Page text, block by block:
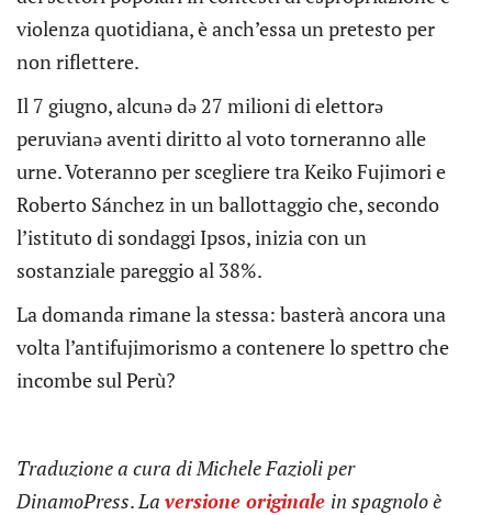
violenza quotidiana, è anch’essa un pretesto per
non riflettere.
Il 7 giugno, alcunə də 27 milioni di elettorə
peruvianə aventi diritto al voto torneranno alle
urne. Voteranno per scegliere tra Keiko Fujimori e
Roberto Sánchez in un ballottaggio che, secondo
l’istituto di sondaggi Ipsos, inizia con un
sostanziale pareggio al 38%.
La domanda rimane la stessa: basterà ancora una
volta l’antifujimorismo a contenere lo spettro che
incombe sul Perù?
Traduzione a cura di Michele Fazioli per
DinamoPress.La versione originale in spagnolo è